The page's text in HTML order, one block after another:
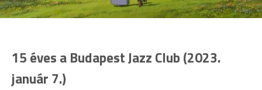
15 éves a Budapest Jazz Club (2023.
január 7.)